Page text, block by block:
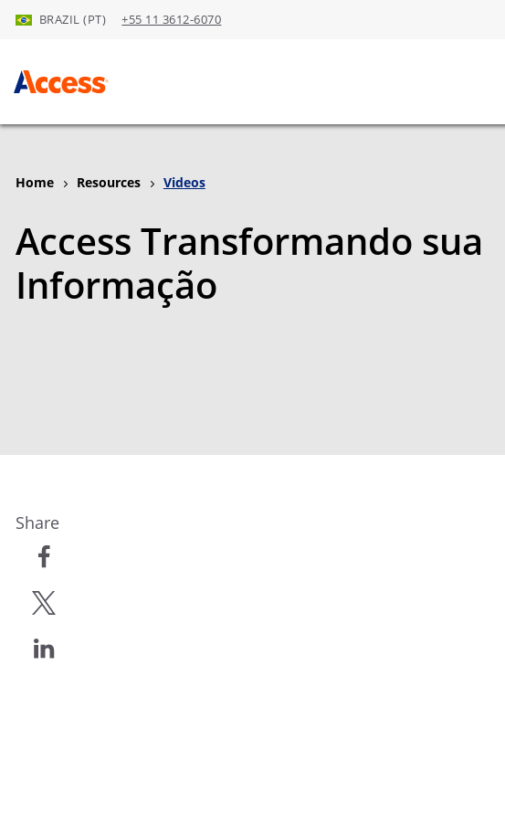
Skip to Main Content
BRAZIL (PT) +55 11 3612-6070
Home Resources Videos
Access Transformando sua
Informação
Share
compartilhar